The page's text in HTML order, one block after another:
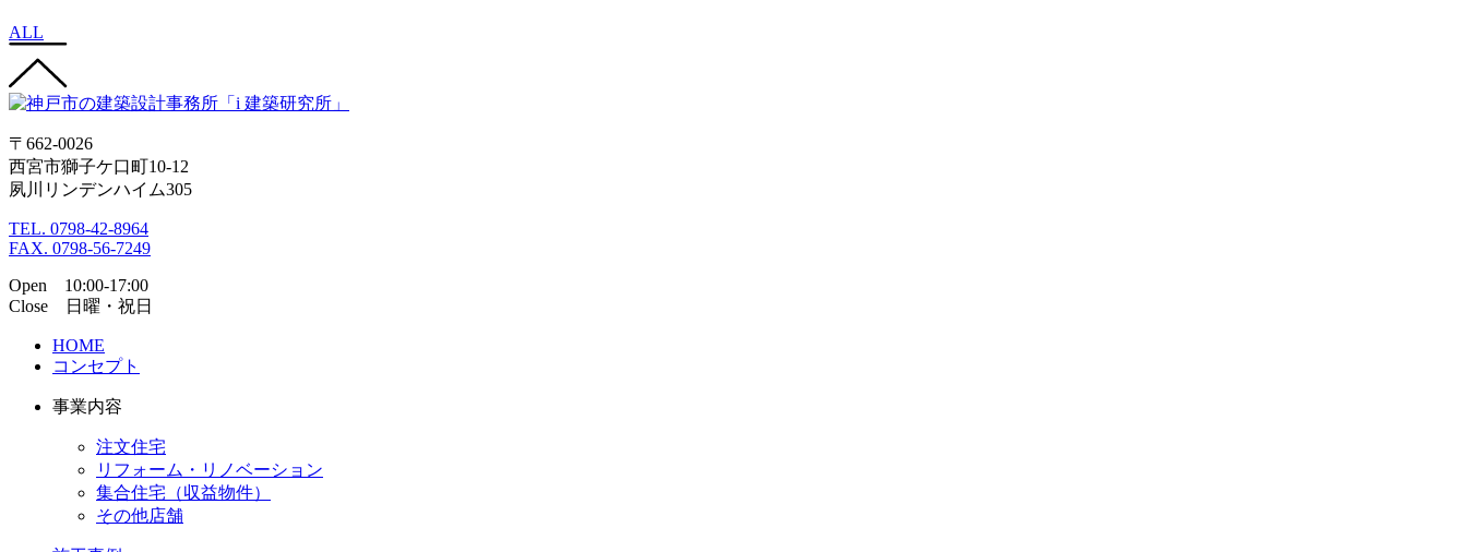
ALL
〒662-0026
西宮市獅子ケ口町10-12
夙川リンデンハイム305
TEL. 0798-42-8964
FAX. 0798-56-7249
Open 10:00-17:00
Close 日曜・祝日
HOME
コンセプト
事業内容
注文住宅
リフォーム・リノベーション
集合住宅（収益物件）
その他店舗